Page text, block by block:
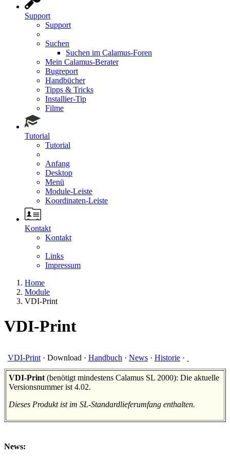
Support
Support
Suchen
Suchen im Calamus-Foren
Mein Calamus-Berater
Bugreport
Handbücher
Tipps & Tricks
Installier-Tip
Filme
Tutorial
Tutorial
Anfang
Desktop
Menü
Module-Leiste
Koordinaten-Leiste
Kontakt
Kontakt
Links
Impressum
Home
Module
VDI-Print
VDI-Print
VDI-Print · Download · Handbuch · News · Historie ·
VDI-Print (benötigt mindestens Calamus SL 2000): Die aktuelle
Versionsnummer ist 4.02.
Dieses Produkt ist im SL-Standardlieferumfang enthalten.
News: